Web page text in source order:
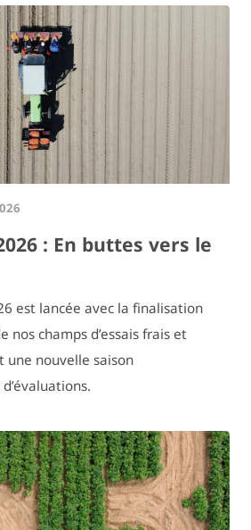
: En buttes vers le
est lancée avec la finalisation
nos champs d’essais frais et
une nouvelle saison